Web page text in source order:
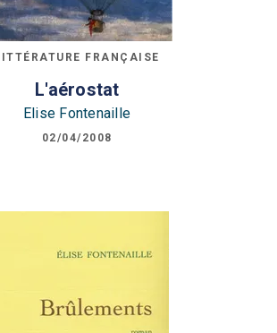
FRANÇAISE
L'aérostat
Elise Fontenaille
02/04/2008